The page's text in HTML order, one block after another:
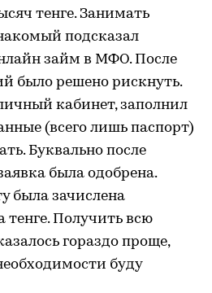
тенге. Занимать
подсказал
займ в МФО. После
было решено рискнуть.
кабинет, заполнил
(всего лишь паспорт)
Буквально после
была одобрена.
была зачислена
Получить всю
гораздо проще,
буду